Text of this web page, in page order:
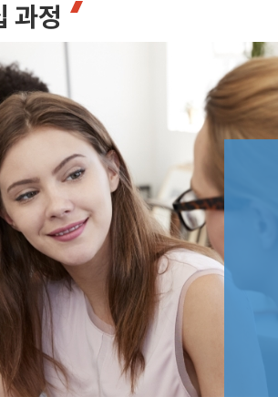
대학순위
메인 바로가기 +
캐나다
캐나다 조기유학 안내
프로그램
공립유학
국제학교
관리유학
보딩스쿨
부모동반
과정